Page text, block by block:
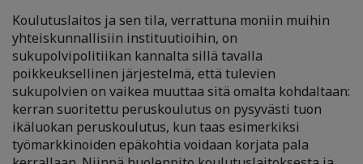
Koulutuslaitos ja sen tila, verrattuna moniin muihin
yhteiskunnallisiin instituutioihin, on
sukupolvipolitiikan kannalta sillä tavalla
poikkeuksellinen järjestelmä, että tulevien
sukupolvien on vaikea muuttaa sitä omalta kohdaltaan:
kerran suoritettu peruskoulutus on pysyvästi tuon
ikäluokan peruskoulutus, kun taas esimerkiksi
työmarkkinoiden epäkohtia voidaan korjata pala